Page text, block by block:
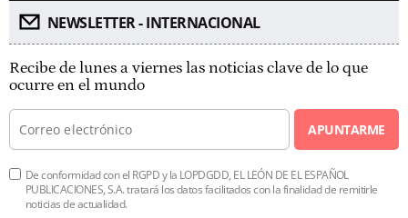
NEWSLETTER - INTERNACIONAL
Recibe de lunes a viernes las noticias clave de lo que
ocurre en el mundo
APUNTARME
De conformidad con el RGPD y la LOPDGDD, EL LEÓN DE EL ESPAÑOL
PUBLICACIONES, S.A. tratará los datos facilitados con la finalidad de remitirle
noticias de actualidad.